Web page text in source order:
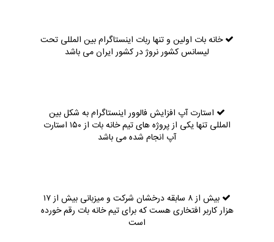
خانه بات اولین و تنها ربات اینستاگرام بین المللی تحت
لیسانس کشور نروژ در کشور ایران می باشد
استارت آپ افزایش فالوور اینستاگرام به شکل بین
المللی تنها یکی از پروژه های تیم خانه بات از ۱۵۰ استارت
آپ انجام شده می باشد
بیش از ۸ سابقه درخشان شرکت و میزبانی بیش از ۱۷
هزار کاربر افتخاری هست که برای تیم خانه بات رقم خورده
است